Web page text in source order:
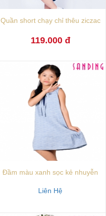
Quần short chạy chỉ thêu ziczac
119.000 đ
Đầm màu xanh sọc kẻ nhuyễn
Liên Hệ